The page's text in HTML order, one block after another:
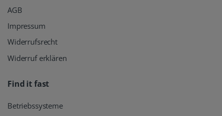
AGB
Impressum
Widerrufsrecht
Widerruf erklären
Find it fast
Betriebssysteme